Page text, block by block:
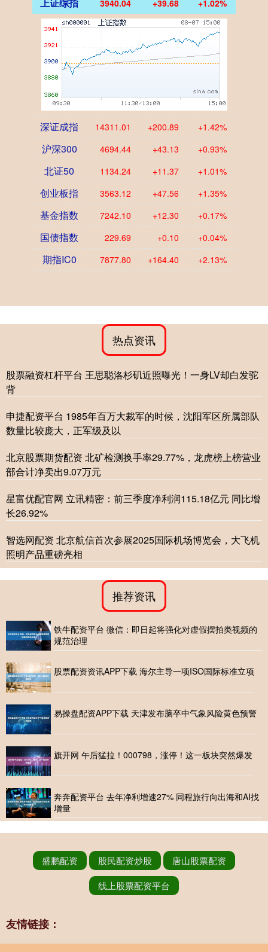
上证综指 3940.04 +39.68 +1.02%
深证成指 14311.01 +200.89 +1.42%
沪深300 4694.44 +43.13 +0.93%
北证50 1134.24 +11.37 +1.01%
创业板指 3563.12 +47.56 +1.35%
基金指数 7242.10 +12.30 +0.17%
国债指数 229.69 +0.10 +0.04%
期指IC0 7877.80 +164.40 +2.13%
热点资讯
股票融资杠杆平台 王思聪洛杉矶近照曝光！一身LV却白发驼
背
申捷配资平台 1985年百万大裁军的时候，沈阳军区所属部队
数量比较庞大，正军级及以
北京股票期货配资 北矿检测换手率29.77%，龙虎榜上榜营业
部合计净卖出9.07万元
星富优配官网 立讯精密：前三季度净利润115.18亿元 同比增
长26.92%
智选网配资 北京航信首次参展2025国际机场博览会，大飞机
照明产品重磅亮相
推荐资讯
铁牛配资平台 微信：即日起将强化对虚假摆拍类视频的
规范治理
股票配资资讯APP下载 海尔主导一项ISO国际标准立项
易操盘配资APP下载 天津发布脑卒中气象风险黄色预警
旗开网 午后猛拉！000798，涨停！这一板块突然爆发
奔奔配资平台 去年净利增速27% 同程旅行向出海和AI找
增量
盛鹏配资 股民配资炒股
唐山股票配资
线上股票配资平台
友情链接：